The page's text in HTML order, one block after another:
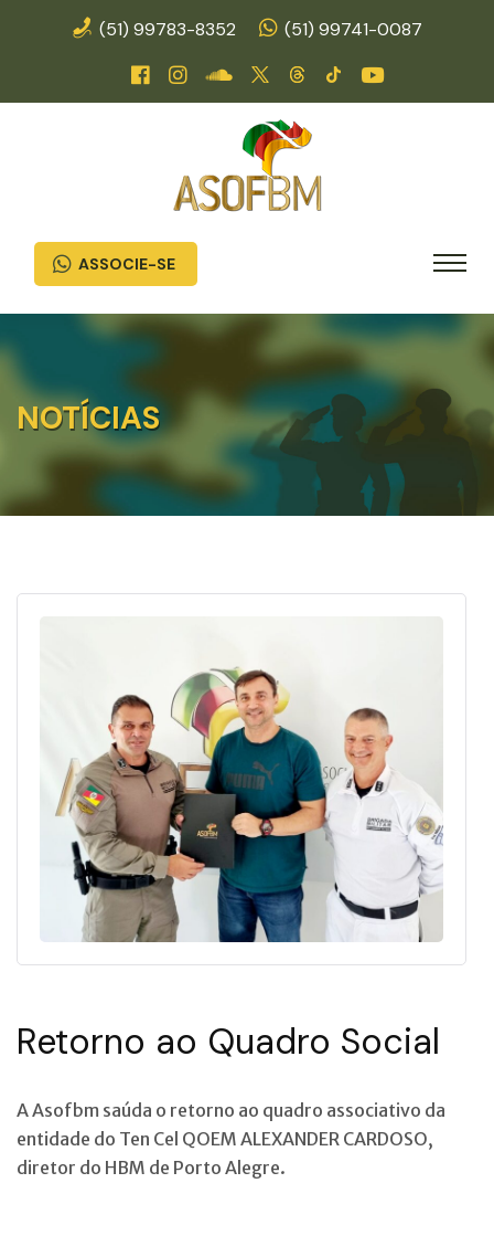
(51) 99783-8352 (51) 99741-0087
ASSOCIE-SE
NOTÍCIAS
Retorno ao Quadro Social
A Asofbm saúda o retorno ao quadro associativo da
entidade do Ten Cel QOEM ALEXANDER CARDOSO,
diretor do HBM de Porto Alegre.